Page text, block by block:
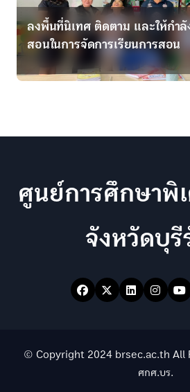
ลงพื้นที่นิเทศ ติดตาม และให้กำลั
สอนในการจัดการเรียนการสอน
ศูนย์การศึกษาพิ
จังหวัดบุรี
© Copyright 2024 brsec.ac.th All
ศกศ.บร.